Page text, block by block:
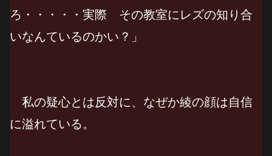
ろ・・・・・実際 その教室にレズの知り合
いなんているのかい？」
私の疑心とは反対に、なぜか綾の顔は自信
に溢れている。